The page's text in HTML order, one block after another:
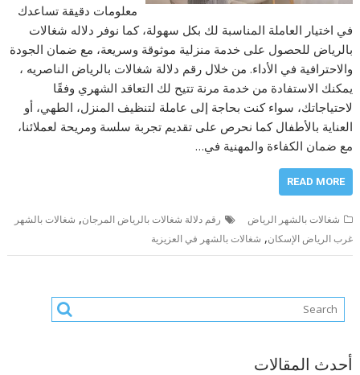
معلومات دقيقة تساعدك
في اختيار العاملة المناسبة لك بكل سهولة، كما نوفر دلاله شغالات
بالرياض للحصول على خدمة منزلية موثوقة وسريعة، مع ضمان الجودة
والاحترافية في الأداء. من خلال رقم دلالة شغالات بالرياض الناصريه ،
يمكنك الاستفادة من خدمة مرنة تتيح لك التعاقد الشهري وفقًا
لاحتياجاتك، سواء كنت بحاجة إلى عاملة لتنظيف المنزل، الطهي، أو
العناية بالأطفال كما نحرص على تقديم تجربة سلسة ومريحة لعملائنا،
مع ضمان الكفاءة والمهنية في…
READ MORE
شغالات بالشهر الرياض رقم دلالة شغالات بالرياض المرجان, شغالات بالشهر
غرب الرياض الإسكان, شغالات بالشهر في العزيزية
أحدث المقالات